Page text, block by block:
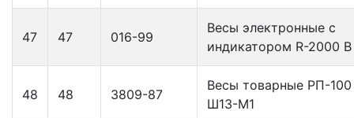
47 47 016-99
Весы электронные с
индикатором R-2000 В
48 48 3809-87
Весы товарные РП-100
Ш13-М1